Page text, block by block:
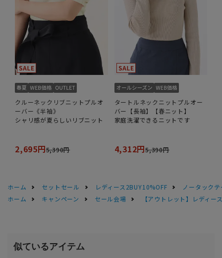
クルーネックリブニットプルオ
ーバー《半袖》
シャリ感が夏らしいリブニット
2,695円5,390円
タートルネックニットプルオー
バー【長袖】【春ニット】
家庭洗濯できるニットです
4,312円5,390円
ホーム セットセール レディース2BUY10%OFF
ノータック
ホーム
キャンペーン セール会場 【アウトレット】レディー